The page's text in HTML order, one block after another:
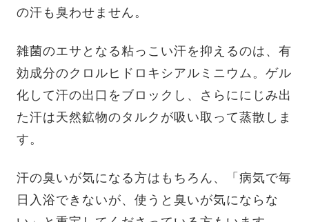
の汗も臭わせません。
雑菌のエサとなる粘っこい汗を抑えるのは、有
効成分のクロルヒドロキシアルミニウム。ゲル
化して汗の出口をブロックし、さらににじみ出
た汗は天然鉱物のタルクが吸い取って蒸散しま
す。
汗の臭いが気になる方はもちろん、「病気で毎
日入浴できないが、使うと臭いが気にならな